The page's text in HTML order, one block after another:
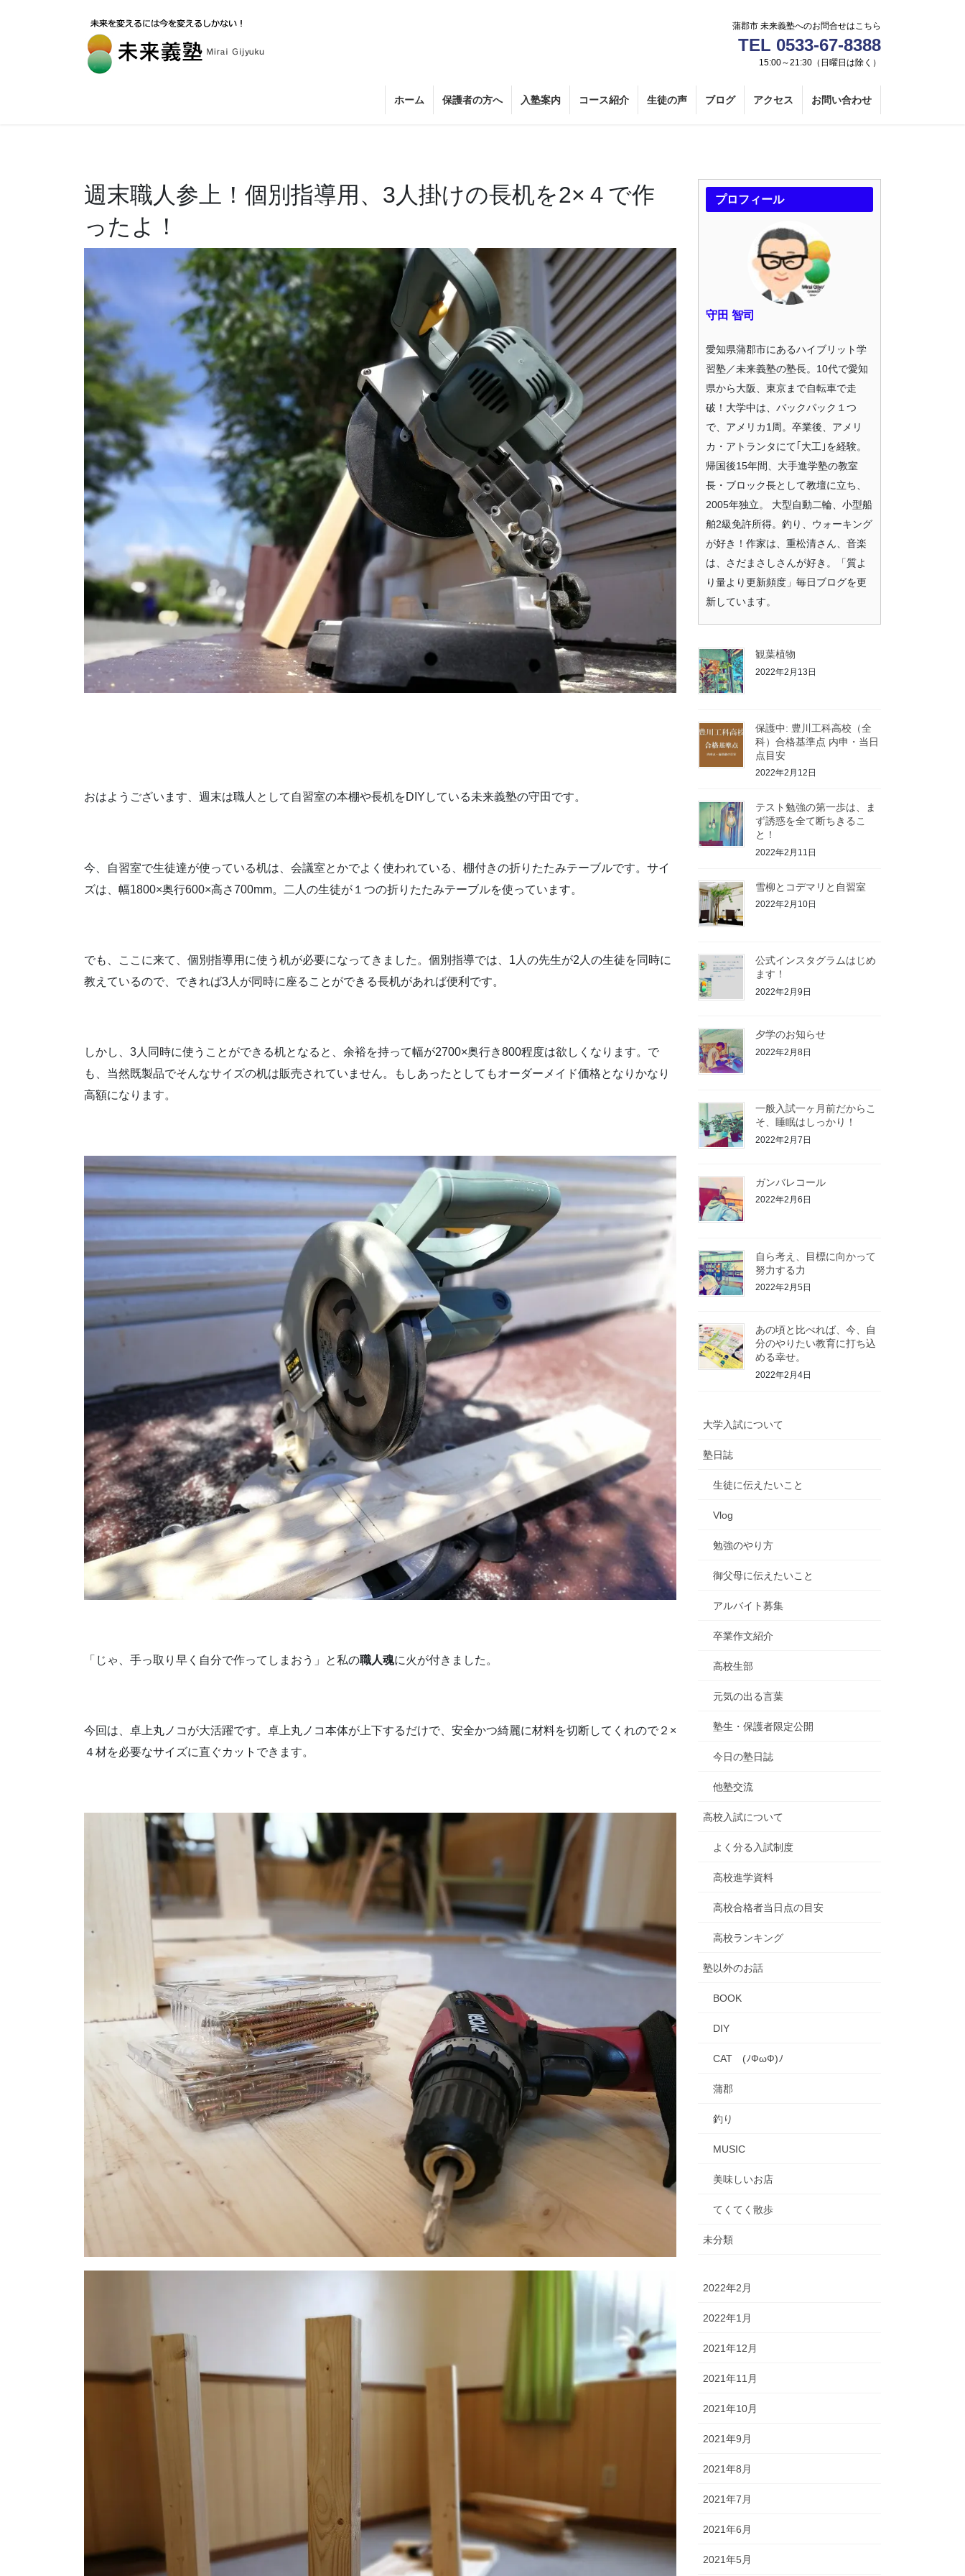
蒲郡市 未来義塾へのお問合せはこちら
TEL 0533-67-8388
15:00～21:30（日曜日は除く）
ホーム 保護者の方へ 入塾案内 コース紹介 生徒の声 ブログ アクセス お問い合わせ
週末職人参上！個別指導用、3人掛けの長机を2×４で作
ったよ！
おはようございます、週末は職人として自習室の本棚や長机をDIYしている未来義塾の守田です。
今、自習室で生徒達が使っている机は、会議室とかでよく使われている、棚付きの折りたたみテーブルです。サイ
ズは、幅1800×奥行600×高さ700mm。二人の生徒が１つの折りたたみテーブルを使っています。
でも、ここに来て、個別指導用に使う机が必要になってきました。個別指導では、1人の先生が2人の生徒を同時に
教えているので、できれば3人が同時に座ることができる長机があれば便利です。
しかし、3人同時に使うことができる机となると、余裕を持って幅が2700×奥行き800程度は欲しくなります。で
も、当然既製品でそんなサイズの机は販売されていません。もしあったとしてもオーダーメイド価格となりかなり
高額になります。
「じゃ、手っ取り早く自分で作ってしまおう」と私の職人魂に火が付きました。
今回は、卓上丸ノコが大活躍です。卓上丸ノコ本体が上下するだけで、安全かつ綺麗に材料を切断してくれので２×
４材を必要なサイズに直ぐカットできます。
プロフィール
守田 智司
愛知県蒲郡市にあるハイブリット学
習塾／未来義塾の塾長。10代で愛知
県から大阪、東京まで自転車で走
破！大学中は、バックパック１つ
で、アメリカ1周。卒業後、アメリ
カ・アトランタにて｢大工｣を経験。
帰国後15年間、大手進学塾の教室
長・ブロック長として教壇に立ち、
2005年独立。 大型自動二輪、小型船
舶2級免許所得。釣り、ウォーキング
が好き！作家は、重松清さん、音楽
は、さだまさしさんが好き。「質よ
り量より更新頻度」毎日ブログを更
新しています。
観葉植物
2022年2月13日
保護中: 豊川工科高校（全
科）合格基準点 内申・当日
点目安
2022年2月12日
テスト勉強の第一歩は、ま
ず誘惑を全て断ちきるこ
と！
2022年2月11日
雪柳とコデマリと自習室
2022年2月10日
公式インスタグラムはじめ
ます！
2022年2月9日
夕学のお知らせ
2022年2月8日
一般入試一ヶ月前だからこ
そ、睡眠はしっかり！
2022年2月7日
ガンバレコール
2022年2月6日
自ら考え、目標に向かって
努力する力
2022年2月5日
あの頃と比べれば、今、自
分のやりたい教育に打ち込
める幸せ。
2022年2月4日
大学入試について
塾日誌
生徒に伝えたいこと
Vlog
勉強のやり方
御父母に伝えたいこと
アルバイト募集
卒業作文紹介
高校生部
元気の出る言葉
塾生・保護者限定公開
今日の塾日誌
他塾交流
高校入試について
よく分る入試制度
高校進学資料
高校合格者当日点の目安
高校ランキング
塾以外のお話
BOOK
DIY
CAT (ﾉФωФ)ﾉ
蒲郡
釣り
MUSIC
美味しいお店
てくてく散歩
未分類
2022年2月
2022年1月
2021年12月
2021年11月
2021年10月
2021年9月
2021年8月
2021年7月
2021年6月
2021年5月